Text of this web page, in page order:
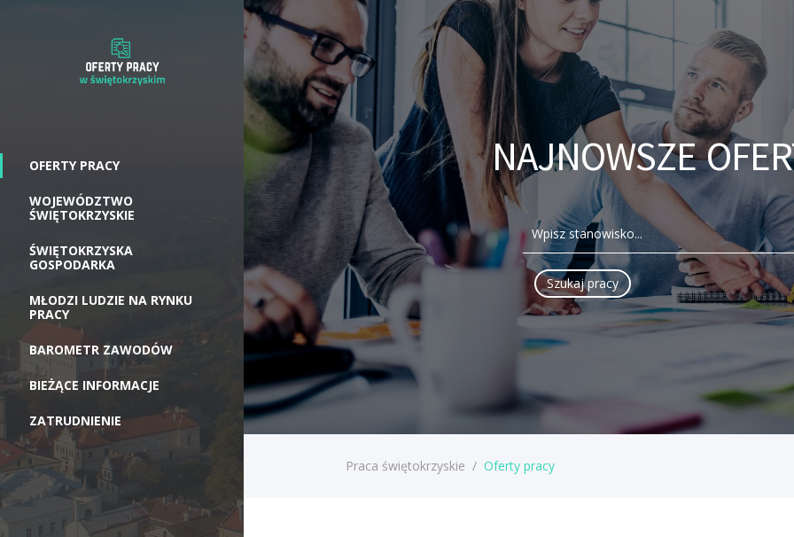
OFERTY PRACY
WOJEWÓDZTWO
ŚWIĘTOKRZYSKIE
ŚWIĘTOKRZYSKA
GOSPODARKA
MŁODZI LUDZIE NA RYNKU
PRACY
BAROMETR ZAWODÓW
BIEŻĄCE INFORMACJE
ZATRUDNIENIE
NAJNOWSZE
Praca świętokrzyskie / Oferty pracy